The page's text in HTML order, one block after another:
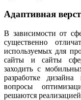
Адаптивная
В зависимости от
существенно
используемых для
сайты и сайты
заходить с
разработке
вопросы
решаются